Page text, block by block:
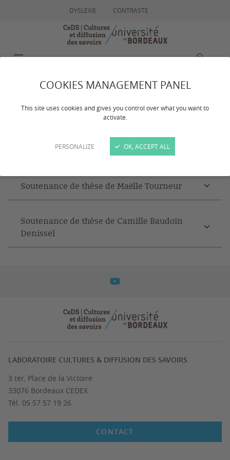
COOKIES MANAGEMENT PANEL
This site uses cookies and gives you control over what you want to
activate.
PERSONALIZE OK, ACCEPT ALL
DYSLEXIE CONTRASTE
2025
Dernière mise à jour :le 02/12/2025
Soutenance de thèse de Maëlle Tourneur
Soutenance de thèse de Camille Baudoin
Denissel
LABORATOIRE CULTURES & DIFFUSION DES SAVOIRS
3 ter, Place de la Victoire
33076 Bordeaux CEDEX
Tél. 05 57 57 19 26
CONTACT